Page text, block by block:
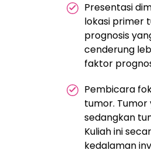
Presentasi
lokasi primer
prognosis
cenderung
faktor
Pembicara
tumor. Tumor
sedangkan
Kuliah ini
kedalaman